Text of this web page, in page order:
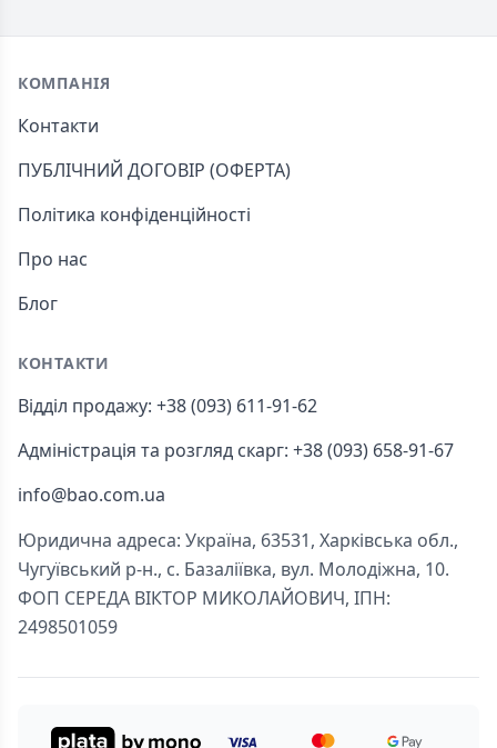
Footer
КОМПАНІЯ
Контакти
ПУБЛІЧНИЙ ДОГОВІР (ОФЕРТА)
Політика конфіденційності
Про нас
Блог
КОНТАКТИ
Відділ продажу: +38 (093) 611-91-62
Адміністрація та розгляд скарг: +38 (093) 658-91-67
info@bao.com.ua
Юридична адреса: Україна, 63531, Харківська обл.,
Чугуївський р-н., с. Базаліївка, вул. Молодіжна, 10.
ФОП СЕРЕДА ВІКТОР МИКОЛАЙОВИЧ, ІПН:
2498501059